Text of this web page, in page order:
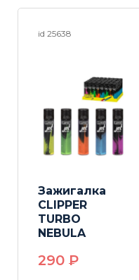
id 25638
Зажигалка
CLIPPER
TURBO
NEBULA
290 P